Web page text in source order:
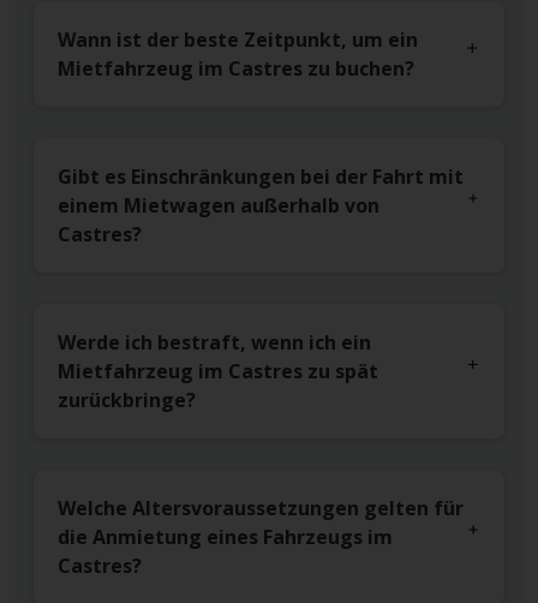
Wann ist der beste Zeitpunkt, um ein
Mietfahrzeug im Castres zu buchen?
Gibt es Einschränkungen bei der Fahrt mit
einem Mietwagen außerhalb von
Castres?
Werde ich bestraft, wenn ich ein
Mietfahrzeug im Castres zu spät
zurückbringe?
Welche Altersvoraussetzungen gelten für
die Anmietung eines Fahrzeugs im
Castres?